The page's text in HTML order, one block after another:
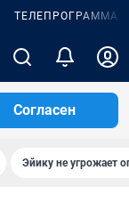
ТЕЛЕПРОГРАММА
Согласен
Эйику не угрожает